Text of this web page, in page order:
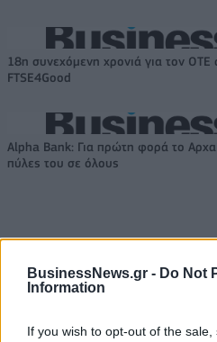
BusinessNews.gr - Do Not
Information
If you wish to opt-out of the
18η συνεχόμενη χρονιά για τον ΟΤΕ
FTSE4Good
Alpha Bank: Για πρώτη φορά το
πύλες του σε όλους
ΠΕΡΙΣΣΌΤΕΡΑ ΣΕ